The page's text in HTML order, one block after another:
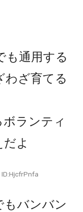
も通用する
わざ育てる
ランティ
よ
もバンバン